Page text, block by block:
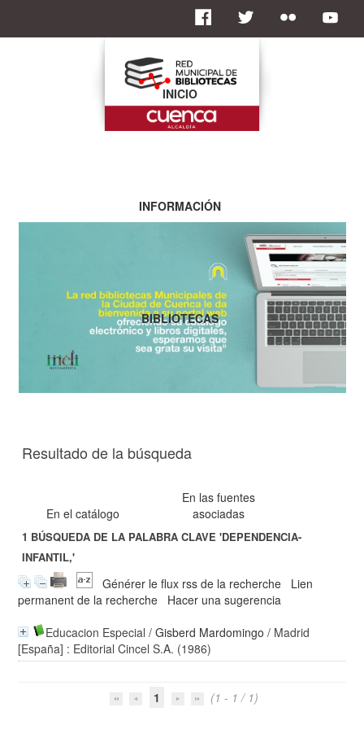
Resultado de la búsqueda
En el catálogo
En las fuentes
asociadas
1 BÚSQUEDA DE LA PALABRA CLAVE'DEPENDENCIA-
INFANTIL,'
Générer le flux rss de la recherche
Lien
permanent de la recherche
Hacer una sugerencia
Educacion Especial /Gisberd Mardomingo / Madrid
[España] : Editorial Cincel S.A. (1986)
1 (1 - 1 / 1)
INICIO
INFORMACIÓN
BIBLIOTECAS